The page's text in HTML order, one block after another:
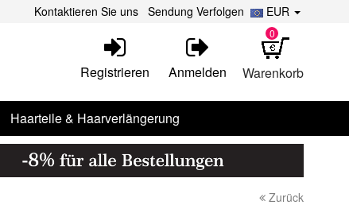
EUR
Kontaktieren Sie uns Sendung Verfolgen
Warenkorb
0
Registrieren Anmelden
Haarteile & Haarverlängerung
Zurück